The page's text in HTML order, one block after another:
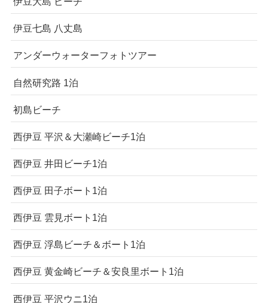
伊豆七島 八丈島
アンダーウォーターフォトツアー
自然研究路 1泊
初島ビーチ
西伊豆 平沢＆大瀬崎ビーチ1泊
西伊豆 井田ビーチ1泊
西伊豆 田子ボート1泊
西伊豆 雲見ボート1泊
西伊豆 浮島ビーチ＆ボート1泊
西伊豆 黄金崎ビーチ＆安良里ボート1泊
西伊豆 平沢ウニ1泊